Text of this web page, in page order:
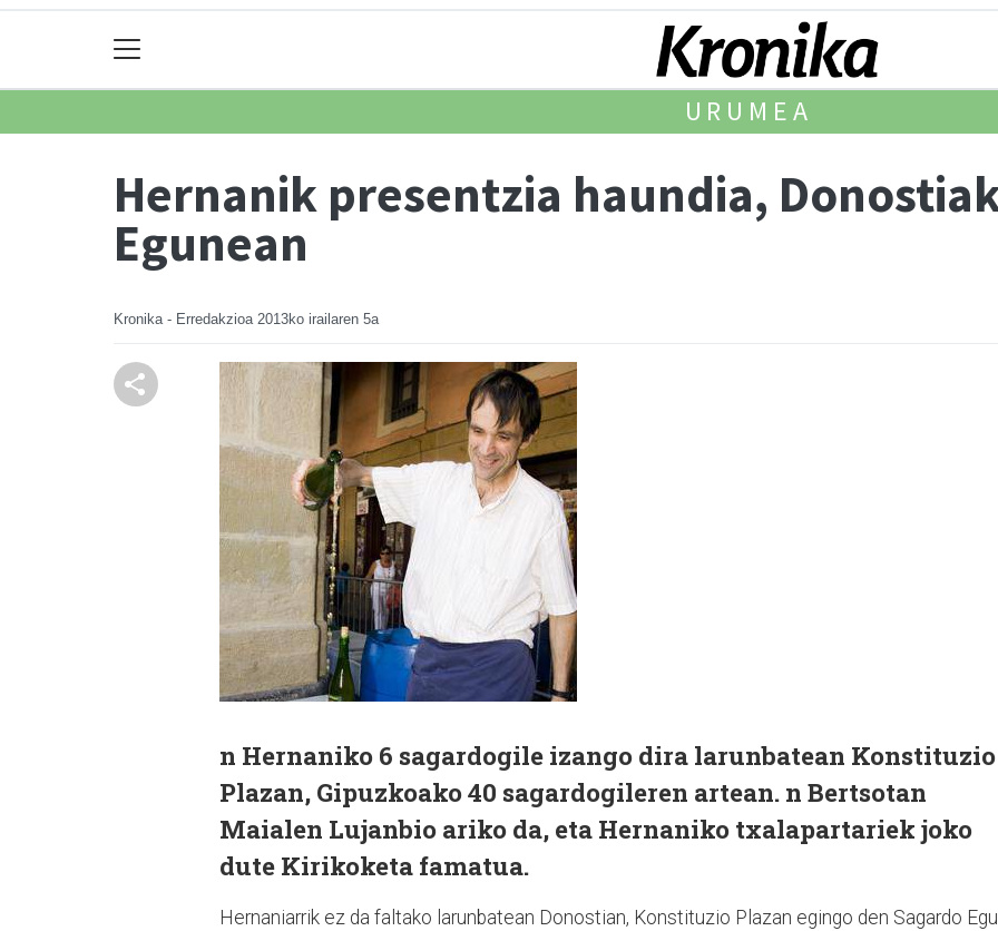
URUMEA
Hernanik presentzia haundia,
Egunean
Kronika - Erredakzioa 2013ko irailaren 5a
n Hernaniko 6 sagardogile izango dira larunbatean Konstituzio
Plazan, Gipuzkoako 40 sagardogileren artean. n Bertsotan
Maialen Lujanbio ariko da, eta Hernaniko txalapartariek joko
dute Kirikoketa famatua.
Hernaniarrik ez da fal­ta­ko larunbatean Donostian, Konstituzio Plazan egingo den Sagardo